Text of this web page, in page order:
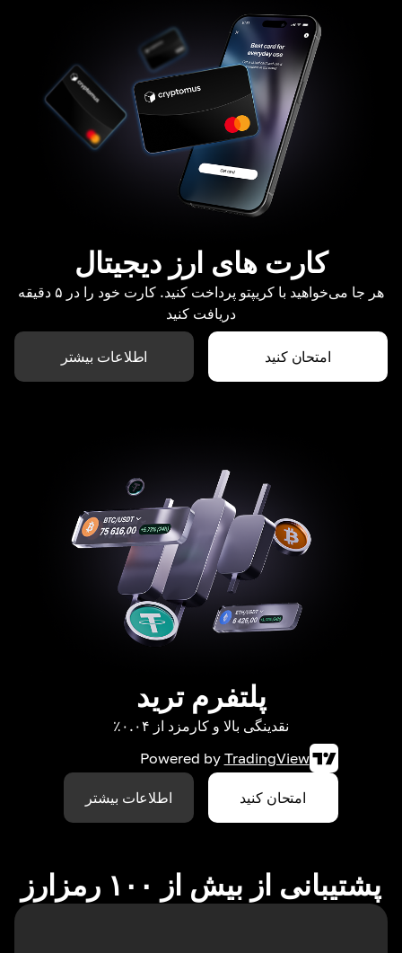
کارت های ارز دیجیتال
هر جا می‌خواهید با کریپتو پرداخت کنید. کارت خود را در ۵ دقیقه
دریافت کنید
امتحان کنید اطلاعات بیشتر
پلتفرم ترید
نقدینگی بالا و کارمزد از ۰.۰۴٪
Powered by TradingView
امتحان کنید اطلاعات بیشتر
پشتیبانی از بیش از ۱۰۰ رمزارز